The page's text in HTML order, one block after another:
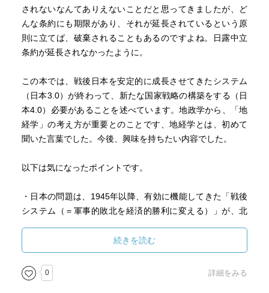
されないなんてありえないことだと思ってきましたが、ど
んな条約にも期限があり、それが延長されているという原
則に立てば、破棄されることもあるのですよね。日露中立
条約が延長されなかったように。
この本では、戦後日本を安定的に成長させてきたシステム
（日本3.0）が終わって、新たな国家戦略の構築をする（日
本4.0）必要があることを述べています。地政学から、「地
経学」の考え方が重要とのことです、地経学とは、初めて
聞いた言葉でした。今後、興味を持ちたい内容でした。
以下は気になったポイントです。
・日本の問題は、1945年以降、有効に機能してきた「戦後
システム（＝軍事的敗北を経済的勝利に変える）」が、北
・日本の４００年を見てみると、そのシステムが危機に直
面するたびに、新たに包括的なシステムに更新してきたこ
続きを読む
0 詳細をみる